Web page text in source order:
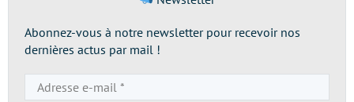
Abonnez-vous à notre newsletter pour recevoir nos
dernières actus par mail !
e-